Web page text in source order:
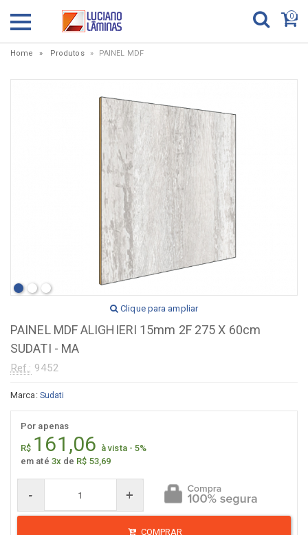
0
Home Produtos PAINEL MDF
Clique para ampliar
PAINEL MDF ALIGHIERI 15mm 2F 275 X 60cm
SUDATI - MA
Ref.: 9452
Marca: Sudati
Por apenas
R$ 161,06 à vista - 5%
em até 3x de R$ 53,69
- +
COMPRAR